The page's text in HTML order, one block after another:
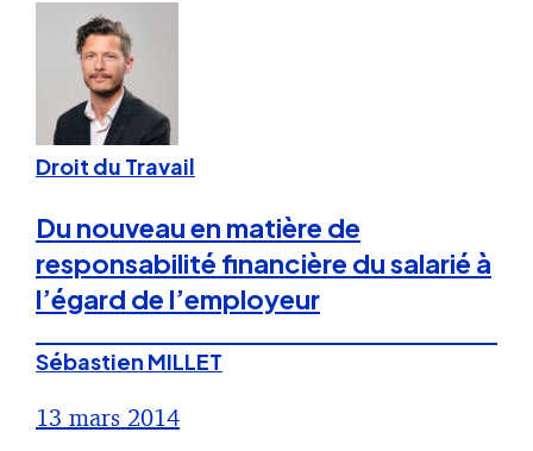
Droit du Travail
Du nouveau en matière de
responsabilité financière du salarié à
l’égard de l’employeur
Sébastien MILLET
13 mars 2014